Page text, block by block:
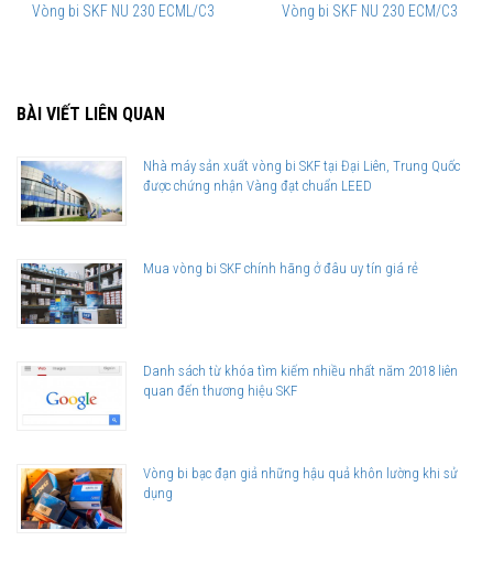
Vòng bi SKF NU 230 ECML/C3 Vòng bi SKF NU 230 ECM/C3
BÀI VIẾT LIÊN QUAN
Nhà máy sản xuất vòng bi SKF tại Đại Liên, Trung Quốc
được chứng nhận Vàng đạt chuẩn LEED
Mua vòng bi SKF chính hãng ở đâu uy tín giá rẻ
Danh sách từ khóa tìm kiếm nhiều nhất năm 2018 liên
quan đến thương hiệu SKF
Vòng bi bạc đạn giả những hậu quả khôn lường khi sử
dụng